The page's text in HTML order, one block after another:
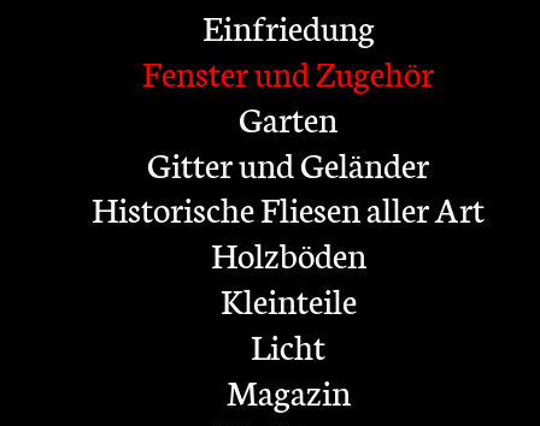
Einfriedung
Fenster und Zugehör
Garten
Gitter und Geländer
Historische Fliesen aller Art
Holzböden
Kleinteile
Licht
Magazin